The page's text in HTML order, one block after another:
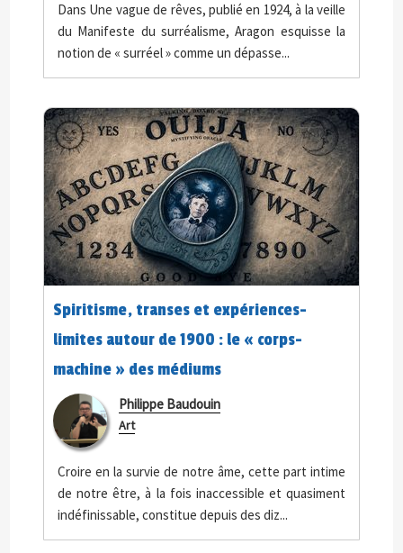
Dans Une vague de rêves, publié en 1924, à la veille
du Manifeste du surréalisme, Aragon esquisse la
notion de « surréel » comme un dépasse...
Spiritisme, transes et expériences-
limites autour de 1900 : le « corps-
machine » des médiums
Philippe Baudouin
Art
Croire en la survie de notre âme, cette part intime
de notre être, à la fois inaccessible et quasiment
indéfinissable, constitue depuis des diz...